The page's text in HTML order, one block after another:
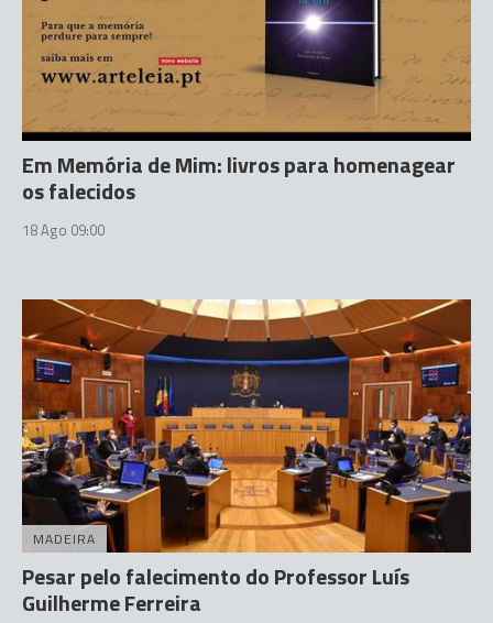
Em Memória de Mim: livros para homenagear
os falecidos
18 Ago 09:00
MADEIRA
Pesar pelo falecimento do Professor Luís
Guilherme Ferreira